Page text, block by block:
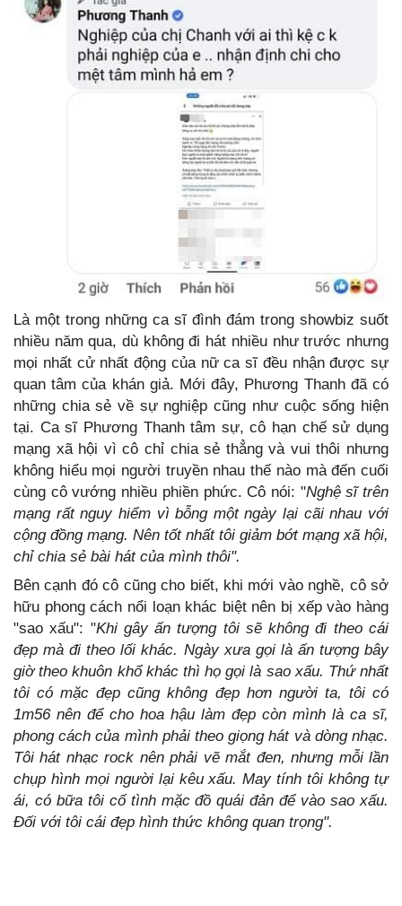
Là một trong những ca sĩ đình đám trong showbiz suốt
nhiều năm qua, dù không đi hát nhiều như trước nhưng
mọi nhất cử nhất động của nữ ca sĩ đều nhận được sự
quan tâm của khán giả. Mới đây, Phương Thanh đã có
những chia sẻ về sự nghiệp cũng như cuộc sống hiện
tại. Ca sĩ Phương Thanh tâm sự, cô hạn chế sử dụng
mạng xã hội vì cô chỉ chia sẻ thẳng và vui thôi nhưng
không hiểu mọi người truyền nhau thế nào mà đến cuối
cùng cô vướng nhiều phiền phức. Cô nói: "Nghệ sĩ trên
mạng rất nguy hiểm vì bỗng một ngày lại cãi nhau với
cộng đồng mạng. Nên tốt nhất tôi giảm bớt mạng xã hội,
chỉ chia sẻ bài hát của mình thôi".
Bên cạnh đó cô cũng cho biết, khi mới vào nghề, cô sở
hữu phong cách nổi loạn khác biệt nên bị xếp vào hàng
"sao xấu": "Khi gây ấn tượng tôi sẽ không đi theo cái
đẹp mà đi theo lối khác. Ngày xưa gọi là ấn tượng bây
giờ theo khuôn khổ khác thì họ gọi là sao xấu. Thứ nhất
tôi có mặc đẹp cũng không đẹp hơn người ta, tôi có
1m56 nên để cho hoa hậu làm đẹp còn mình là ca sĩ,
phong cách của mình phải theo giọng hát và dòng nhạc.
Tôi hát nhạc rock nên phải vẽ mắt đen, nhưng mỗi lần
chụp hình mọi người lại kêu xấu. May tính tôi không tự
ái, có bữa tôi cố tình mặc đồ quái đản để vào sao xấu.
Đối với tôi cái đẹp hình thức không quan trọng".